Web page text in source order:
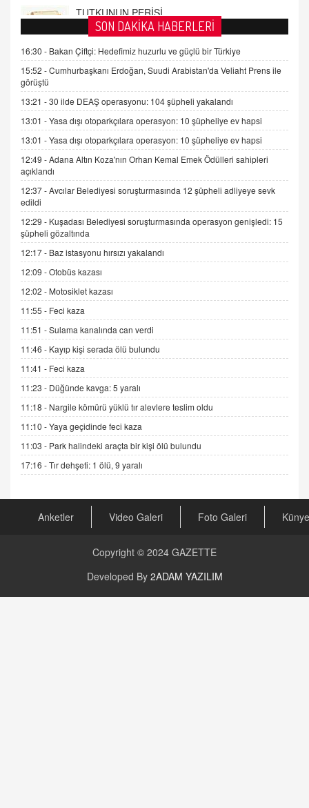
FARUK ÖNALAN
Tezkere Onaylanmasaydı…
2 Kasım 2021 Salı 00:11
AV. DOĞAN CAN DOĞAN
Kişisel verilerin korunması ve dijital hukukun
gelişimi
15.09.2025 16:17
SEHER EREK
9.12.2025 10:11
İNCİ GÜL AKÖL
Trump Keşke Adana'yı da Ziyaret Etse...
06.07.2026 13:00
ADEM AKÖL
Esed Destekçilerinin Yüzüne Vurulan Şamar:
Sednaya
11.12.2024 12:30
DR. EKREM ASLAN
Gerçek Ne, Algı Ne? "Beraber Yürüyoruz"
Cümlesinin Peşinden
19.07.2025 12:45
GÖNÜL MENEKŞE
Şifacının Yolu
04.11.2025 12:56
AV. RÜMEYSA ÖZKALE
Kira Uyuşmazlıklarında Dava Açmadan Önce
23.09.2023 16:30
CAN UĞURATEŞ
SON DAKİKA HABERLERİ
16:30 - Bakan Çiftçi: Hedefimiz huzurlu ve güçlü bir Türkiye
15:52 -Cumhurbaşkanı Erdoğan, Suudi Arabistan'da Veliaht Prens ile
görüştü
13:21 -30 ilde DEAŞ operasyonu: 104 şüpheli yakalandı
13:01 -Yasa dışı otoparkçılara operasyon: 10 şüpheliye ev hapsi
13:01 -Yasa dışı otoparkçılara operasyon: 10 şüpheliye ev hapsi
12:49 -Adana Altın Koza'nın Orhan Kemal Emek Ödülleri sahipleri
açıklandı
12:37 -Avcılar Belediyesi soruşturmasında 12 şüpheli adliyeye sevk
edildi
12:29 - Kuşadası Belediyesi soruşturmasında operasyon genişledi: 15
şüpheli gözaltında
12:17 - Baz istasyonu hırsızı yakalandı
12:09 -Otobüs kazası
12:02 - Motosiklet kazası
11:55 - Feci kaza
11:51 -Sulama kanalında can verdi
11:46 - Kayıp kişi serada ölü bulundu
11:41 - Feci kaza
11:23 - Düğünde kavga: 5 yaralı
11:18 - Nargile kömürü yüklü tır alevlere teslim oldu
11:10 -Yaya geçidinde feci kaza
11:03 - Park halindeki araçta bir kişi ölü bulundu
17:16 -Tır dehşeti: 1 ölü, 9 yaralı
Anketler Video Galeri Foto Galeri Künye
Copyright © 2024 GAZETTE
Developed By 2ADAM YAZILIM